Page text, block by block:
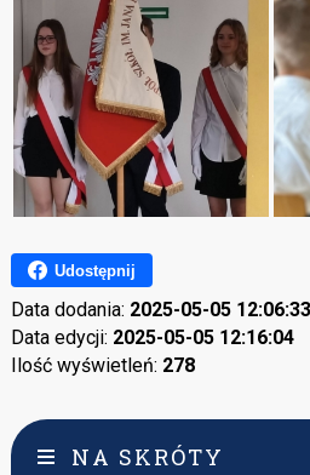
Udostępnij
Data dodania: 2025-05-05 12:06:33
Data edycji: 2025-05-05 12:16:04
Ilość wyświetleń: 278
NA SKRÓTY